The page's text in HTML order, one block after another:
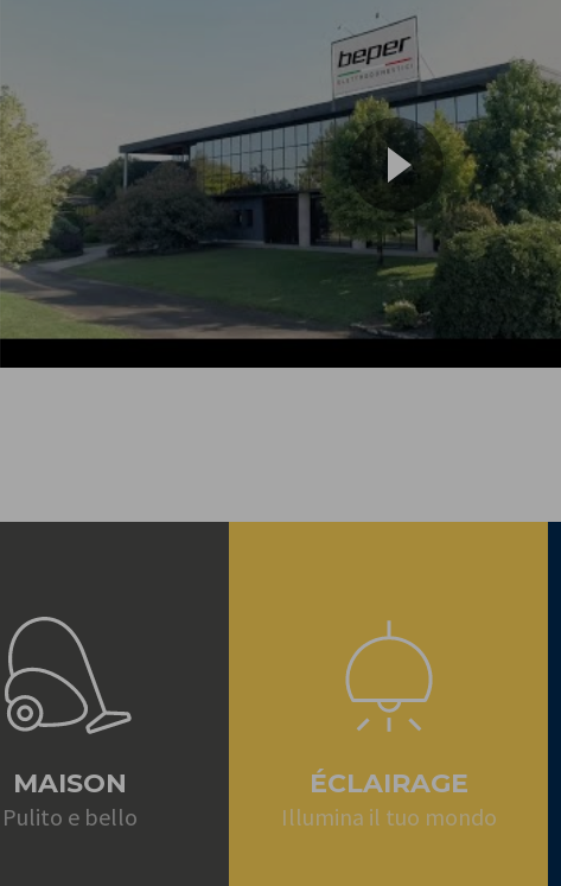
MAISON
Pulito e bello
ÉCLAIRAGE
Illumina il tuo mondo